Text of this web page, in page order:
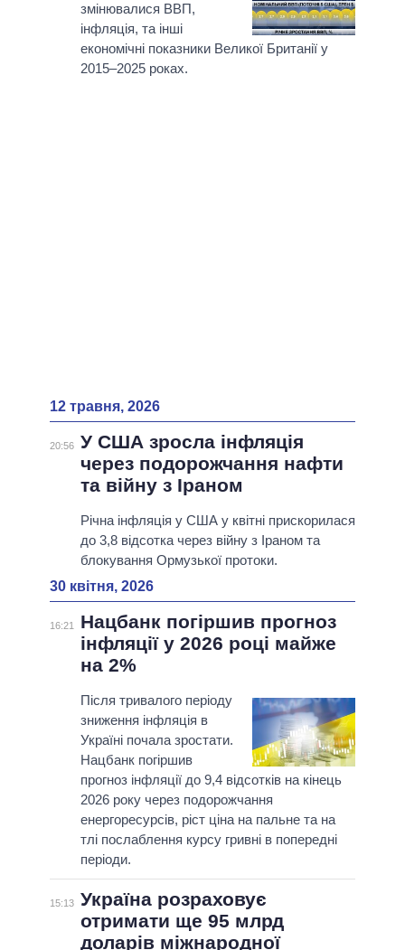
змінювалися ВВП,
інфляція, та інші
економічні показники Великої Британії у
2015–2025 роках.
12 травня, 2026
20:56 У США зросла інфляція
через подорожчання нафти
та війну з Іраном
Річна інфляція у США у квітні прискорилася
до 3,8 відсотка через війну з Іраном та
блокування Ормузької протоки.
30 квітня, 2026
16:21
Нацбанк погіршив прогноз
інфляції у 2026 році майже
на 2%
Після тривалого періоду
зниження інфляція в
Україні почала зростати.
Нацбанк погіршив
прогноз інфляції до 9,4 відсотків на кінець
2026 року через подорожчання
енергоресурсів, ріст ціна на пальне та на
тлі послаблення курсу гривні в попередні
періоди.
15:13 Україна розраховує
отримати ще 95 млрд
доларів міжнародної